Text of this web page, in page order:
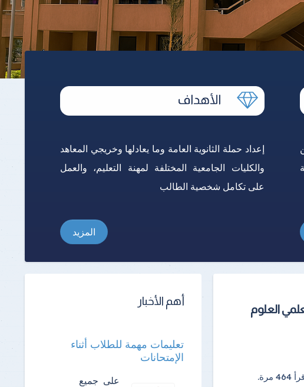
إعداد حملة الثانوية العامة وما يعادلها وخريجي المعاهد
والكليات الجامعية المختلفة لمهنة التعليم، والعمل
على تكامل شخصية الطالب
المزيد
العلوم
قرأ 464 مرة.
أهم الأخبار
تعليمات مهمة للطلاب أثناء
الإمتحانات
على جميع